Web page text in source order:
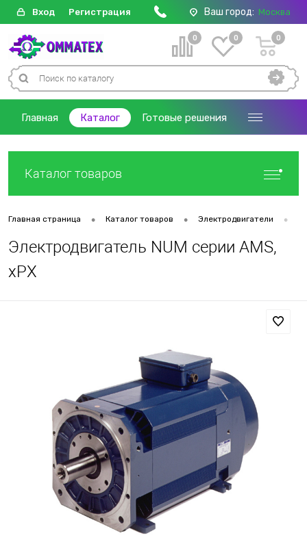
Вход Регистрация Ваш город: Москва
0 0 0
Главная Каталог Готовые решения
Каталог товаров
Главная страница • Каталог товаров • Электродвигатели •
Электродвигатель NUM серии AMS,
xPX